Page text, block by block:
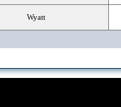
Wyatt